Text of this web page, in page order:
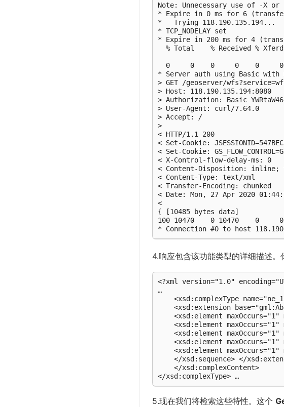
Note: Unnecessary use of -X
* Expire in 0 ms for 6 (transfer
*   Trying 118.190.135.194...
* TCP_NODELAY set
* Expire in 200 ms for 4
% Total    % Received %
0     0    0     0    0
* Server auth using Basic with
> GET /geoserver/
> Host: 118.190.135.194:8080
> Authorization: Basic
> User-Agent: curl/7.64.0
> Accept: /
>
< HTTP/1.1 200
< Set-Cookie:
< Set-Cookie:
< X-Control-flow-delay-ms: 0
< Content-Disposition: inline;
< Content-Type: text/xml
< Transfer-Encoding: chunked
< Date: Mon, 27 Apr 2020
<
{ [10485 bytes data]
100 10470    0 10470    0
* Connection #0 to host
4.响应包含该功能类型的详细描述
<?xml version="1.0"
…
<xsd:complexType
<xsd:extension
<xsd:element maxOccurs="1"
<xsd:element maxOccurs="1"
<xsd:element maxOccurs="1"
<xsd:element maxOccurs="1"
<xsd:element maxOccurs="1"
</xsd:sequence> </
    </xsd:complexContent>
5.现在我们将检索这些特性。这个